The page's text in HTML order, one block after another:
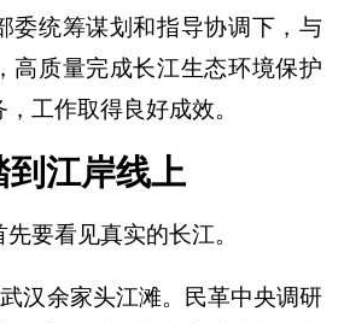
委统筹谋划和指导协调下，与
高质量完成长江生态环境保护
工作取得良好成效。
到江岸线上
要看见真实的长江。
汉余家头江滩。民革中央调研